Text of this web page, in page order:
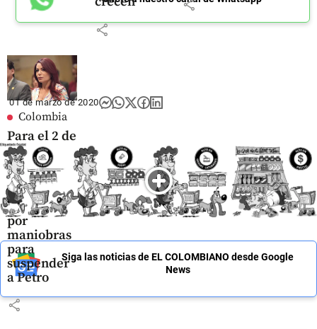
share
share
Colombia
Para el 2 de
septiembre
quedó
indagatoria
a Gloria
Arizabaleta
por
maniobras
para
suspender
a Petro
share
01 de marzo de 2020
Siga las noticias de EL COLOMBIANO desde Google
News